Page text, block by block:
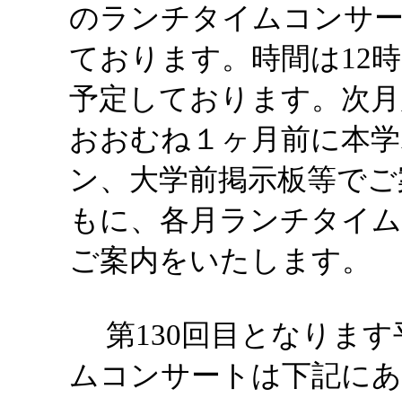
のランチタイムコンサ
ております。時間は12
予定しております。次
おおむね１ヶ月前に本
ン、大学前掲示板等で
もに、各月ランチタイ
ご案内をいたします。
第130回目となります
ムコンサートは下記に